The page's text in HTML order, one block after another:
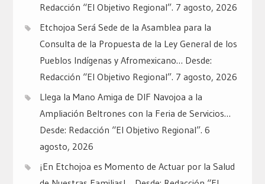
Redacción “El Objetivo Regional”. 7 agosto, 2026
Etchojoa Será Sede de la Asamblea para la
Consulta de la Propuesta de la Ley General de los
Pueblos Indígenas y Afromexicano… Desde:
Redacción “El Objetivo Regional”. 7 agosto, 2026
Llega la Mano Amiga de DIF Navojoa a la
Ampliación Beltrones con la Feria de Servicios…
Desde: Redacción “El Objetivo Regional”. 6
agosto, 2026
¡En Etchojoa es Momento de Actuar por la Salud